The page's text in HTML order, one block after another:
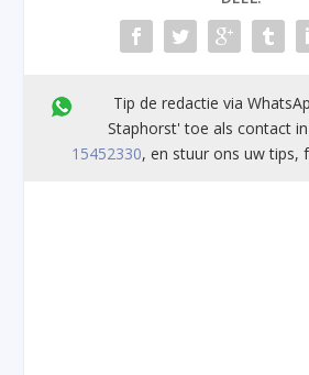
Tip de redactie via
Staphorst' toe als contact
15452330, en stuur ons uw tips,